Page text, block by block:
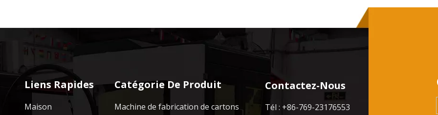
Liens Rapides
Maison
Catégorie De Produit
Machine de fabrication de cartons
Contactez-Nous
Tél : +86-769-23176553